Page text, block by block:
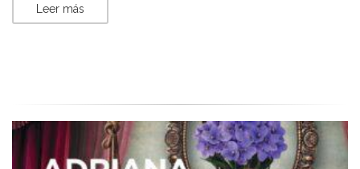
Leer más